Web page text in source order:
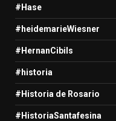
#Hase
#heidemarieWiesner
#HernanCibils
#historia
#Historia de Rosario
#HistoriaSantafesina